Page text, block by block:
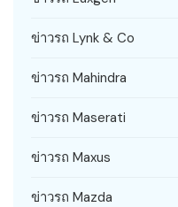
ข่าวรถ Lynk & Co
ข่าวรถ Mahindra
ข่าวรถ Maserati
ข่าวรถ Maxus
ข่าวรถ Mazda